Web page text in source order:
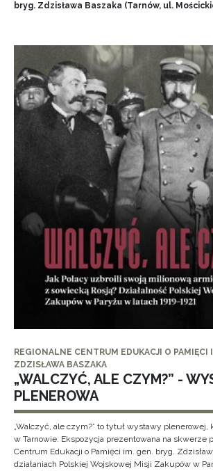
bryg. Zdzisława Baszaka (Tarnów, ul.
REGIONALNE CENTRUM EDUKACJI O PAMIĘCI
ZDZISŁAWA BASZAKA
„WALCZYĆ, ALE CZYM?” -
PLENEROWA
„Walczyć, ale czym?” to tytuł wystawy plenerowej,
w Tarnowie. Ekspozycja prezentowana na skwerze
Centrum Edukacji o Pamięci im. gen. bryg.
działaniach Polskiej Wojskowej Misji Zakupów w